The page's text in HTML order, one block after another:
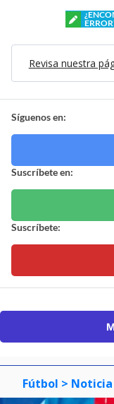
Revisa nuestra
Síguenos en:
Suscríbete en:
Suscríbete:
Fútbol > Noticia